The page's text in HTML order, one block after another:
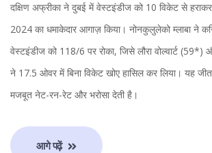
दक्षिण अफ्रीका ने दुबई में वेस्टइंडीज को 10 विकेट से
2024 का धमाकेदार आगाज़ किया। नोनकुलुलेको म्लाबा ने
वेस्टइंडीज को 118/6 पर रोका, जिसे लौरा वोल्वार्ट
ने 17.5 ओवर में बिना विकेट खोए हासिल कर लिया। यह
मजबूत नेट-रन-रेट और भरोसा देती है।
आगे पढ़ें